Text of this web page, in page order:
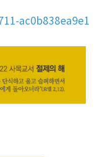
ac0b838ea9e1